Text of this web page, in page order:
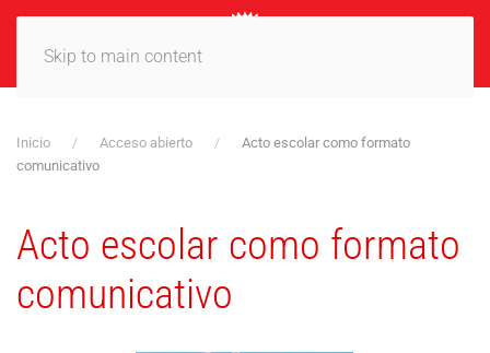
Skip to main content
Inicio Acceso abierto
Acto escolar como formato
comunicativo
Acto escolar como formato
comunicativo